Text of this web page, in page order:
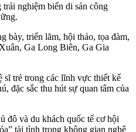
nghiệm biến di sản công
bày, triển lãm, hội thảo, tọa đàm,
Ga Long Biên, Ga Gia
sĩ trẻ trong các lĩnh vực thiết kế
đặc sắc thu hút sự quan tâm của
đô và du khách quốc tế cơ hội
tài tình trong không gian nghệ